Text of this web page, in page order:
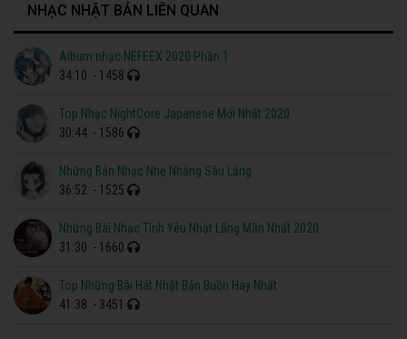
NHẠC NHẬT BẢN LIÊN QUAN
Album nhạc NEFEEX 2020 Phần 1
34:10 - 1458
Top Nhạc NightCore Japanese Mới Nhất 2020
30:44 - 1586
Những Bản Nhạc Nhẹ Nhàng Sâu Lắng
36:52 - 1525
Những Bài Nhạc Tình Yêu Nhật Lãng Mãn Nhất 2020
31:30 - 1660
Top Những Bài Hát Nhật Bản Buồn Hay Nhất
41:38 - 3451